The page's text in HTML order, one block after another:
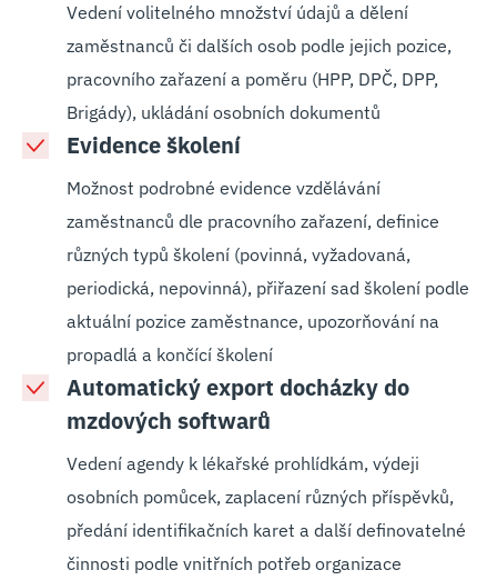
Vedení volitelného množství údajů a dělení
zaměstnanců či dalších osob podle jejich pozice,
pracovního zařazení a poměru (HPP, DPČ, DPP,
Brigády), ukládání osobních dokumentů
Evidence školení
Možnost podrobné evidence vzdělávání
zaměstnanců dle pracovního zařazení, definice
různých typů školení (povinná, vyžadovaná,
periodická, nepovinná), přiřazení sad školení podle
aktuální pozice zaměstnance, upozorňování na
propadlá a končící školení
Automatický export docházky do
mzdových softwarů
Vedení agendy k lékařské prohlídkám, výdeji
osobních pomůcek, zaplacení různých příspěvků,
předání identifikačních karet a další definovatelné
činnosti podle vnitřních potřeb organizace